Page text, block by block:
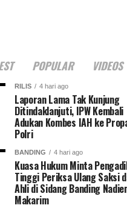
POPULAR VIDEOS
RILIS 4 hari ago
Laporan Lama Tak Kunjung
Ditindaklanjuti, IPW Kembali
Adukan Kombes IAH ke
Polri
BANDING 4 hari ago
Kuasa Hukum Minta
Tinggi Periksa Ulang Saksi
Ahli di Sidang Banding
Makarim